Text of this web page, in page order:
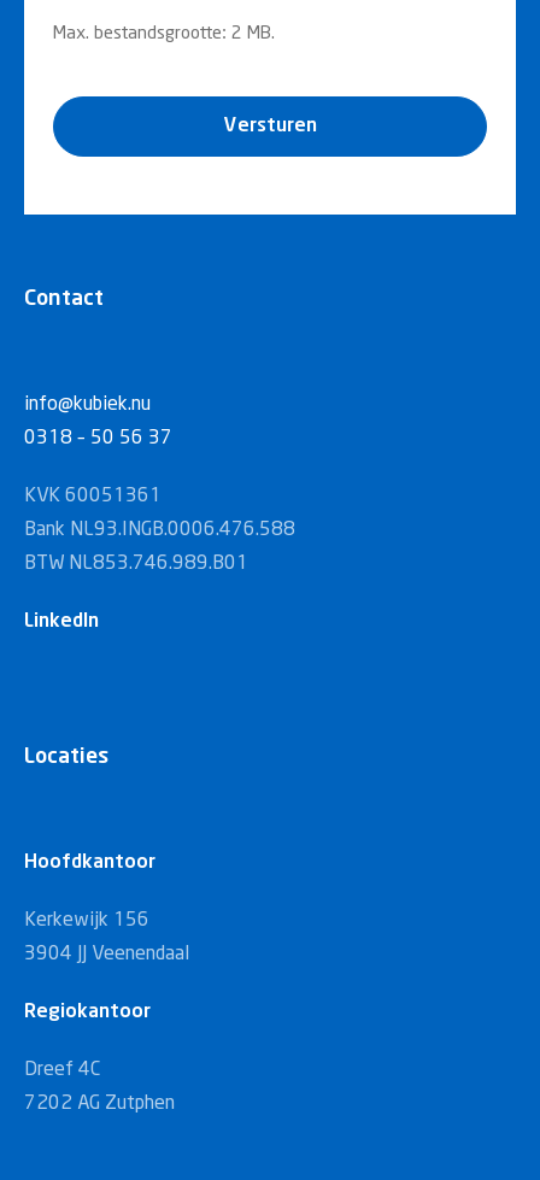
Max. bestandsgrootte: 2 MB.
Versturen
Contact
info@kubiek.nu
0318 – 50 56 37
KVK 60051361
Bank NL93.INGB.0006.476.588
BTW NL853.746.989.B01
LinkedIn
Locaties
Hoofdkantoor
Kerkewijk 156
3904 JJ Veenendaal
Regiokantoor
Dreef 4C
7202 AG Zutphen